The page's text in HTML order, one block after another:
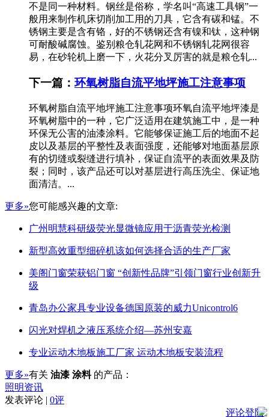
不是同一种材料。钢丝是俗称，学名叫“高速工具钢”一
般用来制作机床切削加工用的刀具，它含有碳和锰。不
锈钢主要是含有铬，好的不锈钢还含有镍和钛，这种钢
可耐酸碱腐蚀。鉴别粮仓轧花网和不锈钢轧花网很容
易，在砂轮机上磨一下，火花分叉厉害的就是粮仓轧...
下一篇：环氧树脂自流平地坪施工注意事项
环氧树脂自流平地坪施工注意事项环氧自流平地坪漆是
环氧树脂中的一种，它广泛适用在建筑施工中，是一种
环保无公害的油漆涂料。它能够保证施工后的地面不起
皮以及基层的平整性及表面强度，还能够对地面基层原
有的切缝或裂缝进行填补，保证自流平的表面效果及防
裂；同时，该产品还可以对基层进行高压洗尘、保证地
面清洁。...
更多»您可能感兴趣的文章:
广州明慧科研级荧光显微镜应用于沥青荧光检测
新型高效重型细碎机该如何选择合适的生产厂家
美阁门窗荣获铝门窗 “创新性品牌”引领门窗行业创新升
级
青岛办公家具专业设备德国原装的威力Unicontrol6
闪光对焊机之液压系统介绍—苏州安嘉
专业运动木地板施工厂家 运动木地板安装流程
更多»有关 油漆 涂料 的产品：
照明资讯
发表评论 | 0评
评论登陆